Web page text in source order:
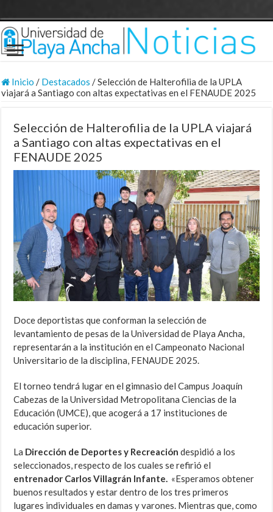
Inicio / Destacados /Selección de Halterofilia de la UPLA
viajará a Santiago con altas expectativas en el FENAUDE 2025
Selección de Halterofilia de la UPLA viajará
a Santiago con altas expectativas en el
FENAUDE 2025
Doce deportistas que conforman la selección de
levantamiento de pesas de la Universidad de Playa Ancha,
representarán a la institución en el Campeonato Nacional
Universitario de la disciplina, FENAUDE 2025.
El torneo tendrá lugar en el gimnasio del Campus Joaquín
Cabezas de la Universidad Metropolitana Ciencias de la
Educación (UMCE), que acogerá a 17 instituciones de
educación superior.
La Dirección de Deportes y Recreación despidió a los
seleccionados, respecto de los cuales se refirió el
entrenador Carlos Villagrán Infante. «Esperamos obtener
buenos resultados y estar dentro de los tres primeros
lugares individuales en damas y varones. Mientras que, como